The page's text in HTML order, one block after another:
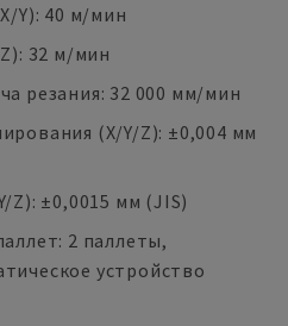
Y): 40 м/мин
32 м/мин
резания: 32 000 мм/мин
(X/Y/Z): ±0,004 мм
Z): ±0,0015 мм (JIS)
2 паллеты,
устройство